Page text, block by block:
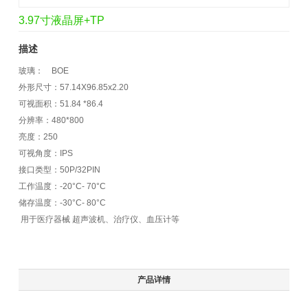
3.97寸液晶屏+TP
描述
玻璃： BOE
外形尺寸：57.14X96.85x2.20
可视面积：51.84 *86.4
分辨率：480*800
亮度：250
可视角度：IPS
接口类型：50P/32PIN
工作温度：-20°C- 70°C
储存温度：-30°C- 80°C
用于医疗器械 超声波机、治疗仪、血压计等
产品详情